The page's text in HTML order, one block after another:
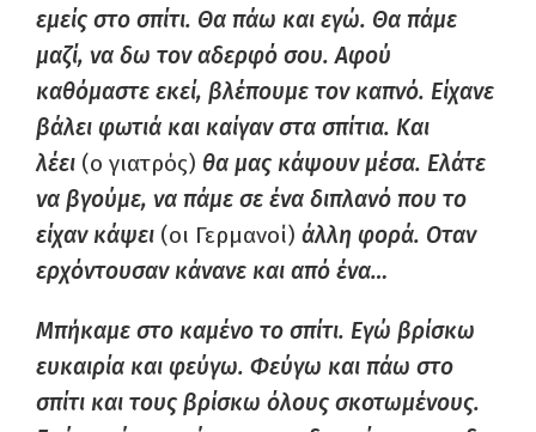
εμείς στο σπίτι. Θα πάω και εγώ. Θα πάμε
μαζί, να δω τον αδερφό σου. Αφού
καθόμαστε εκεί, βλέπουμε τον καπνό. Είχανε
βάλει φωτιά και καίγαν στα σπίτια. Και
λέει (ο γιατρός) θα μας κάψουν μέσα. Ελάτε
να βγούμε, να πάμε σε ένα διπλανό που το
είχαν κάψει (οι Γερμανοί) άλλη φορά. Οταν
ερχόντουσαν κάνανε και από ένα…
Μπήκαμε στο καμένο το σπίτι. Εγώ βρίσκω
ευκαιρία και φεύγω. Φεύγω και πάω στο
σπίτι και τους βρίσκω όλους σκοτωμένους.